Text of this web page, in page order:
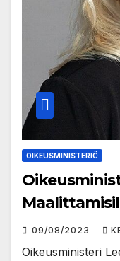
OIKEUSMINISTERIÖ
09/08/2023
Oikeusministeri